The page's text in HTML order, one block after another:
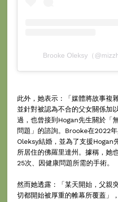
Brooke Oleksy（
此外，她表示：「媒體將故事複
並針對被認為不合的父女關係加
過，也曾接到Hogan先生關於「
問題」的諮詢。Brooke在2022
Oleksy結婚，並為了支援Hogan
所居住的佛羅里達州。據稱，她
25次、因健康問題所需的手術。
然而她透露：「某天開始，父親
切都開始被厚重的帷幕所覆蓋」